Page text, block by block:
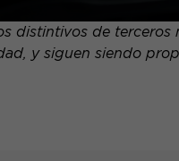
distintivos de
y siguen siendo